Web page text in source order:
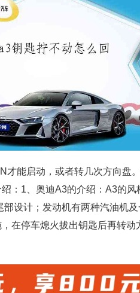
才能启动，或者转几次方向盘
：1、奥迪A3的介绍：A3的风
设计；发动机有两种汽油机
在停车熄火拔出钥匙后再转